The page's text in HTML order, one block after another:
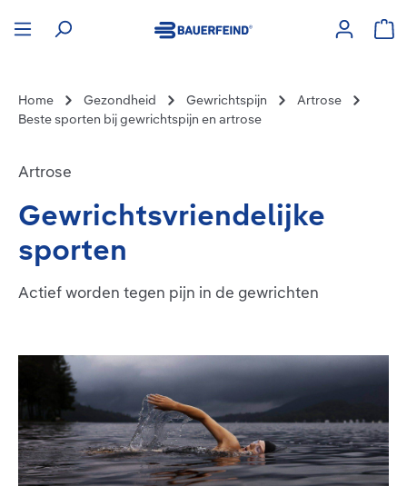
Home Gezondheid Gewrichtspijn
Artrose
Beste sporten bij gewrichtspijn en artrose
Artrose
Gewrichtsvriendelijke
sporten
Actief worden tegen pijn in de gewrichten